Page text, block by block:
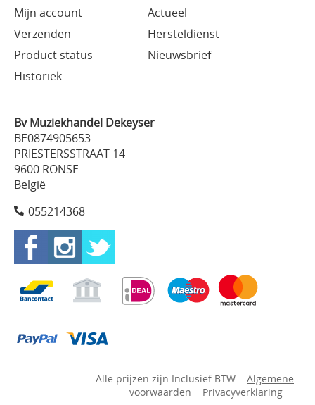
Mijn account
Actueel
Verzenden
Hersteldienst
Product status
Nieuwsbrief
Historiek
Bv Muziekhandel Dekeyser
BE0874905653
PRIESTERSSTRAAT 14
9600 RONSE
België
055214368
Alle prijzen zijn Inclusief BTW
Algemene
voorwaarden
Privacyverklaring